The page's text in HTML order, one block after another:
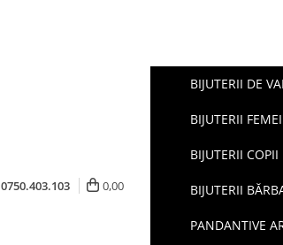
0750.403.103 0,00
BIJUTERII DE
BIJUTERII FEMEI
BIJUTERII COPII
BIJUTERII
PANDANTIVE